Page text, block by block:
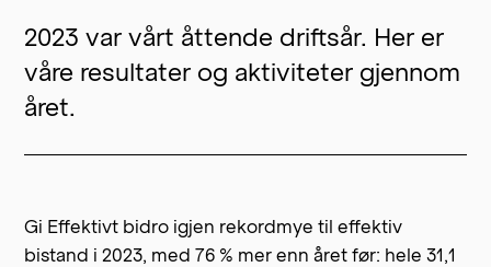
2023 var vårt åttende driftsår. Her er
våre resultater og aktiviteter gjennom
året.
Gi Effektivt bidro igjen rekordmye til effektiv
bistand i 2023, med 76 % mer enn året før: hele 31,1